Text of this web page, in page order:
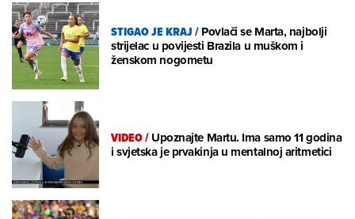
STIGAO JE KRAJ/Povlači se Marta, najbolji
strijelac u povijesti Brazila u muškom i
ženskom nogometu
VIDEO/Upoznajte Martu. Ima samo 11 godina
i svjetska je prvakinja u mentalnoj aritmetici